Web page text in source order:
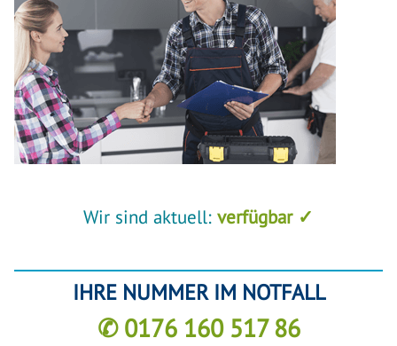
Wir sind aktuell: verfügbar ✓
IHRE NUMMER IM NOTFALL
✆ 0176 160 517 86